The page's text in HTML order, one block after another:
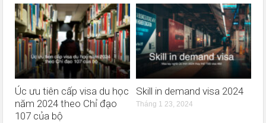
Úc ưu tiên cấp visa du học
năm 2024 theo Chỉ đạo
107 của bộ
Skill in demand visa 2024
Tháng 1 23, 2024